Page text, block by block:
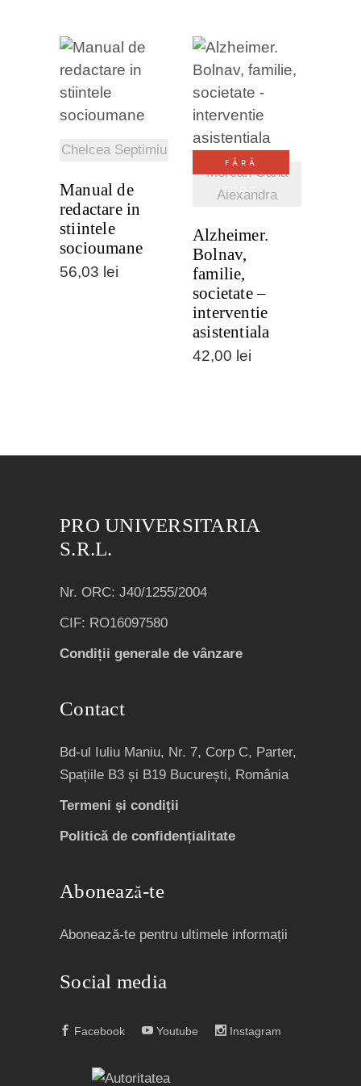
Chelcea Septimiu
VEZI
DETALII
Manual de
redactare in
stiintele
socioumane
56,03 lei
FĂRĂ
STOC
Morcan Oana
Alexandra
VEZI
DETALII
Alzheimer.
Bolnav,
familie,
societate –
interventie
asistentiala
42,00 lei
PRO UNIVERSITARIA
S.R.L.
Nr. ORC: J40/1255/2004
CIF: RO16097580
Condiții generale de vânzare
Contact
Bd-ul Iuliu Maniu, Nr. 7, Corp C, Parter,
Spațiile B3 și B19 București, România
Termeni și condiții
Politică de confidențialitate
Abonează-te
Abonează-te pentru ultimele informații
Social media
Facebook Youtube Instagram